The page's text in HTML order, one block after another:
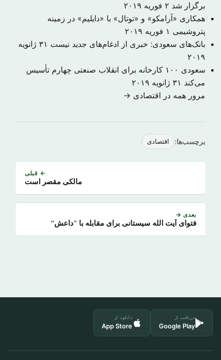
برگزار شد ۲ فوریه ۲۰۱۹
همکاری «آرامکو» و «توتال» با «دایلیم» در زمینه
پتروشیمی ۱ فوریه ۲۰۱۹
بانک‌های سعودی: خبری از ادغام‌های جدید نیست
۳۱ ژانویه
۲۰۱۹
سعودی ۱۰۰ کارخانه برای انقلاب صنعتی چهارم تأسیس
می‌کند ۳۱ ژانویه ۲۰۱۹
مرور همه در اقتصادی →
برچسب‌ها: اقتصادی
← قبلی
مالکی مقصر است
بعدی →
فتوای آیت الله سیستانی برای مقابله با “داعش”
دریافت از
Google Play
دانلود از
App Store